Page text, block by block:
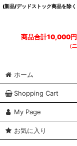
(新品/デッドストック商品を除
商品合計10,000
（
ホーム
Shopping Cart
My Page
お気に入り